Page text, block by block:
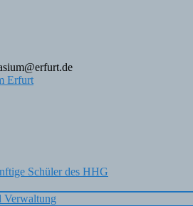
Schüler des HHG
Verwaltung